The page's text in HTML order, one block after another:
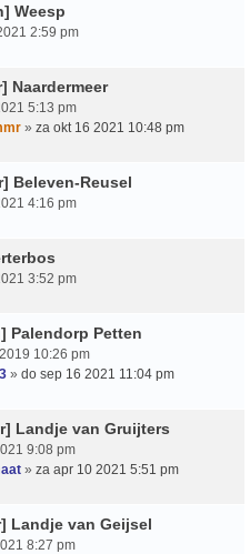
Weesp
2:59 pm
Naardermeer
5:13 pm
» za okt 16 2021 10:48 pm
Beleven-Reusel
4:16 pm
3:52 pm
Palendorp Petten
10:26 pm
» do sep 16 2021 11:04 pm
Landje van Gruijters
9:08 pm
» za apr 10 2021 5:51 pm
Landje van Geijsel
8:27 pm